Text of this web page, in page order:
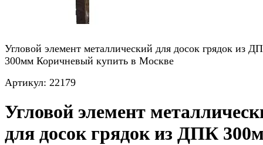
Угловой элемент металлический для досок грядок из
300мм Коричневый купить в Москве
Артикул: 22179
Угловой элемент
для досок грядок из ДПК